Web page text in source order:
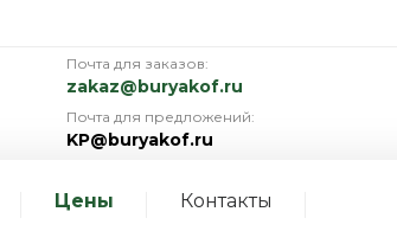
Почта для заказов:
zakaz@buryakof.ru
Почта для предложений:
KP@buryakof.ru
Цены Контакты